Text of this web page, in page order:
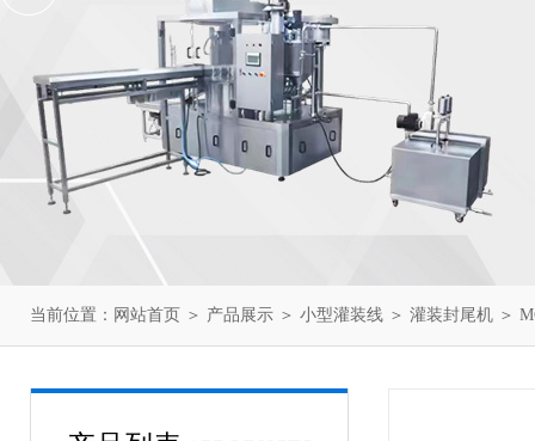
当前位置： 网站首页 ＞ 产品展示 ＞ 小型灌装线 ＞ 灌装封尾机 ＞